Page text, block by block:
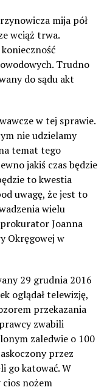
mija pół
wciąż trwa.
Trudno
do sądu akt
w tej sprawie.
nie udzielamy
temat tego
jakiś czas będzie
to kwestia
uwagę, że jest to
wielu
Joanna
Okręgowej w
29 grudnia 2016
oglądał telewizję,
przekazania
zwabili
zaledwie o 100
przez
go katować. W
nożem